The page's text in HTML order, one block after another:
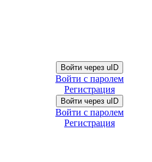
Войти через uID
Войти с паролем
Регистрация
Войти через uID
Войти с паролем
Регистрация